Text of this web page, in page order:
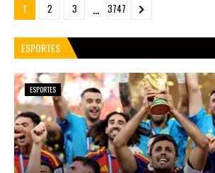
1 2 3 ... 3747
ESPORTES
ESPORTES